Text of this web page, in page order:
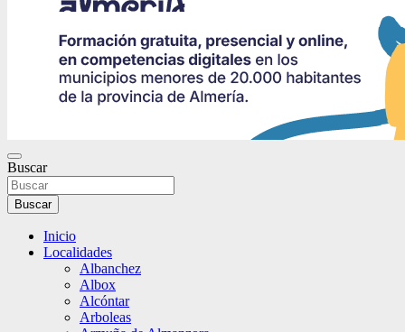
Buscar
Buscar
Inicio
Localidades
Albanchez
Albox
Alcóntar
Arboleas